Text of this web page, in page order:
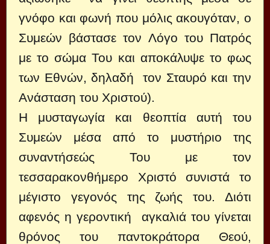
γνόφο και φωνή που μόλις ακουγόταν, ο
Συμεών βάστασε τον Λόγο του Πατρός
με το σώμα Του και αποκάλυψε το φως
των Εθνών, δηλαδή τον Σταυρό και την
Ανάσταση του Χριστού).
Η μυσταγωγία και θεοπτία αυτή του
Συμεών μέσα από το μυστήριο της
συναντήσεώς Του με τον
τεσσαρακονθήμερο Χριστό συνιστά το
μέγιστο γεγονός της ζωής του. Διότι
αφενός η γεροντική αγκαλιά του γίνεται
θρόνος του παντοκράτορα Θεού,